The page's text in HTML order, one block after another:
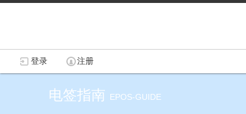
登录 注册
电签指南 EPOS-GUIDE